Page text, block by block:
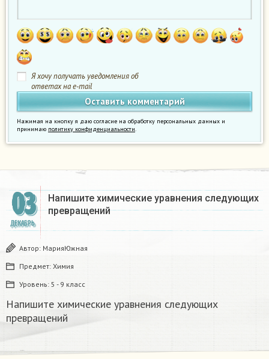
Я хочу получать уведомления об
ответах на e-mail
Нажимая на кнопку я даю согласие на обработку персональных данных и
принимаю политику конфиденциальности.
03
ДЕКАБРЬ
Напишите химические уравнения следующих
превращений​
Автор: МарияЮжная
Предмет: Химия
Уровень: 5 - 9 класс
Напишите химические уравнения следующих
превращений​